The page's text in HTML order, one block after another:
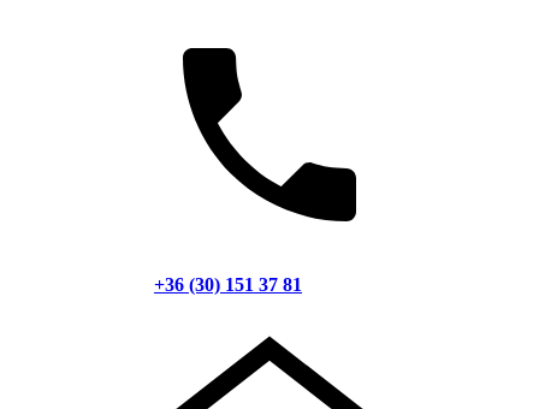
+36 (30) 151 37 81